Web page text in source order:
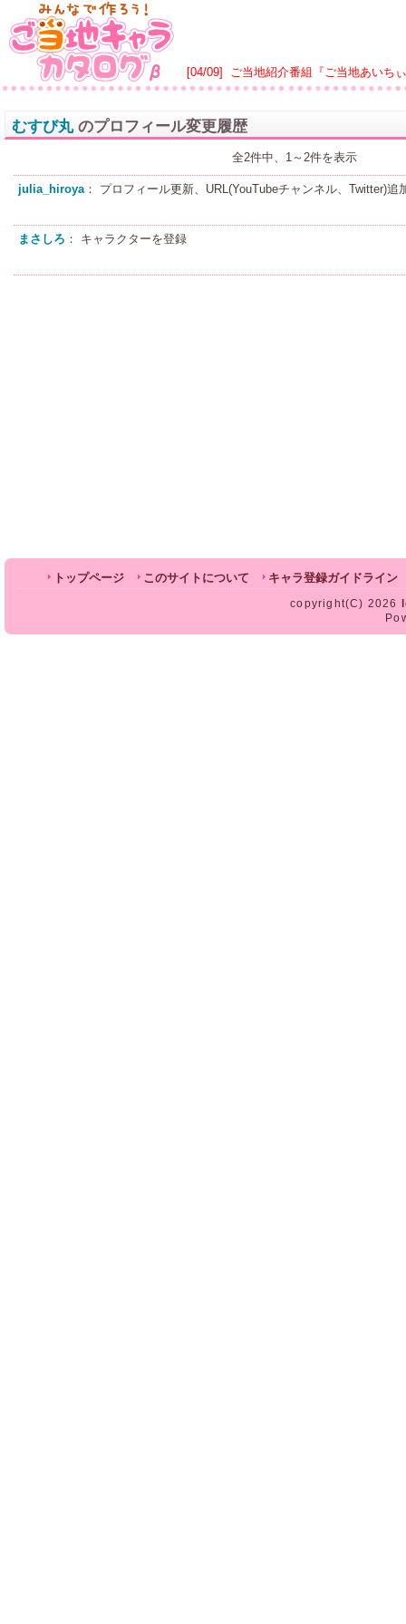
[04/09] ご当地紹介番組『ご当地あいち
むすび丸のプロフィール変更履歴
全2件中、1～2件を表示
julia_hiroya： プロフィール更新、URL(YouTubeチャンネル、Twitter)追
まさしろ ： キャラクターを登録
トップページ このサイトについて キャラ登録ガイドライン
copyright(C) 2026